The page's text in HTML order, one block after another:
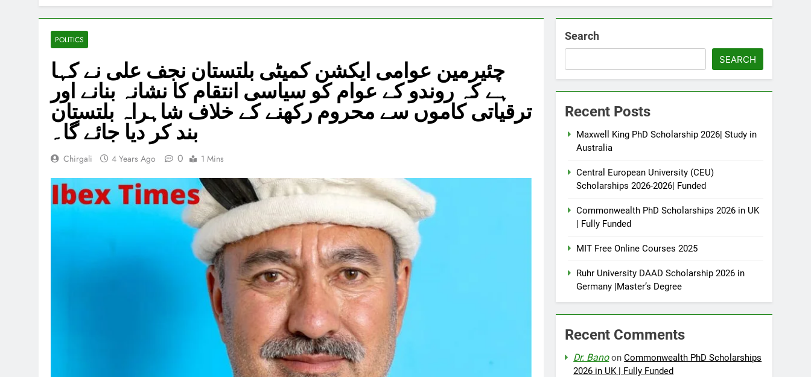
POLITICS
چئیرمین عوامی ایکشن کمیٹی بلتستان نجف علی نے کہا
ہے کہ روندو کے عوام کو سیاسی انتقام کا نشانہ بنانے اور
ترقیاتی کاموں سے محروم رکھنے کے خلاف شاہراہ بلتستان
بند کر دیا جائے گا۔
Chirgali 4 Years Ago 0 1 Mins
Search
SEARCH
Recent Posts
Maxwell King PhD Scholarship 2026| Study in
Australia
Central European University (CEU)
Scholarships 2026-2026| Funded
Commonwealth PhD Scholarships 2026 in UK
| Fully Funded
MIT Free Online Courses 2025
Ruhr University DAAD Scholarship 2026 in
Germany |Master’s Degree
Recent Comments
Dr. BanoonCommonwealth PhD Scholarships
2026 in UK | Fully Funded